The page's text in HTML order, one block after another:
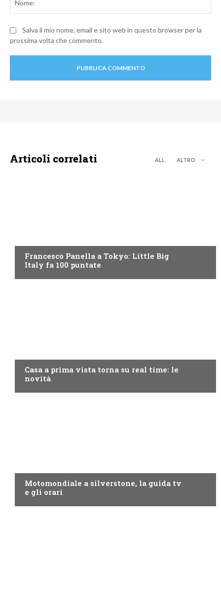
Salva il mio nome, email e sito web in questo browser per la
prossima volta che commento.
Articoli correlati ALL ALTRO
Francesco Panella a Tokyo: Little Big
Italy fa 100 puntate
Casa a prima vista torna su real time: le
novità
Motomondiale a silverstone, la guida tv
e gli orari